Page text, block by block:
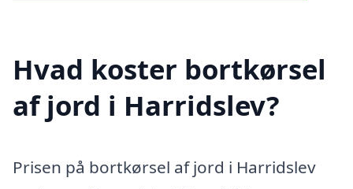
Hvad koster bortkørsel
af jord i Harridslev?
Prisen på bortkørsel af jord i Harridslev